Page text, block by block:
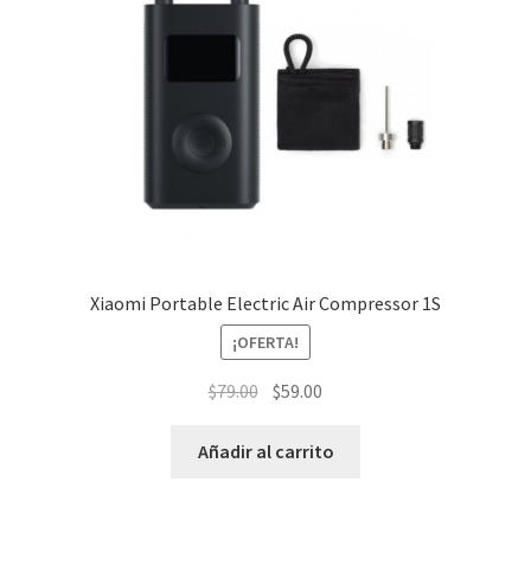
Xiaomi Portable Electric Air Compressor 1S
¡OFERTA!
$79.00 El
original
$59.00
actual
Añadir al carrito